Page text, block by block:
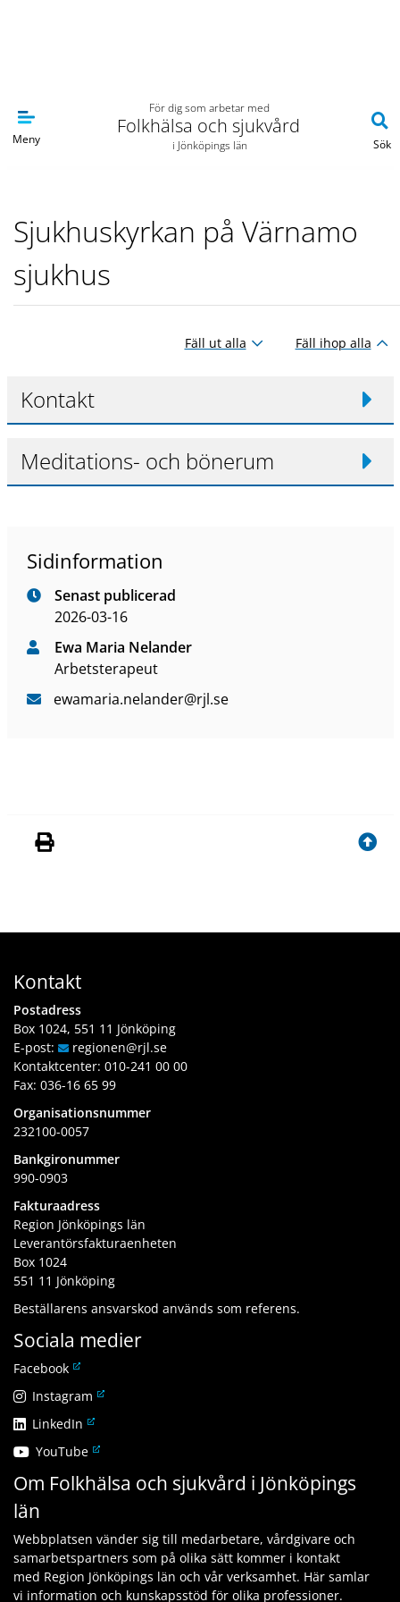
Meny
För dig som arbetar med
Folkhälsa och sjukvård
i Jönköpings län Sök
Sjukhuskyrkan på Värnamo
sjukhus
Fäll ut alla Fäll ihop alla
Kontakt
Meditations- och bönerum
Sidinformation
Senast publicerad
2026-03-16
Ewa Maria Nelander
Arbetsterapeut
ewamaria.nelander@rjl.se
Kontakt
Postadress
Box 1024, 551 11 Jönköping
E-post:
regionen@rjl.se
Kontaktcenter: 010-241 00 00
Fax: 036-16 65 99
Organisationsnummer
232100-0057
Bankgironummer
990-0903
Fakturaadress
Region Jönköpings län
Leverantörsfakturaenheten
Box 1024
551 11 Jönköping
Beställarens ansvarskod används som referens.
Sociala medier
FacebookL
n
k
i
l
n
n
a
n
Instagram L
ä
k
i
a
n
n
LinkedIn L
n
k
l
l
a
n
YouTubeL
n
i
l
l
Om Folkhälsa och sjukvård i Jönköpings
län
Webbplatsen vänder sig till medarbetare, vårdgivare och
samarbetspartners som på olika sätt kommer i kontakt
med Region Jönköpings län och vår verksamhet. Här samlar
vi information och kunskapsstöd för olika professioner.